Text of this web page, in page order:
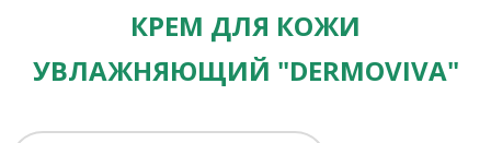
КРЕМ ДЛЯ КОЖИ
УВЛАЖНЯЮЩИЙ "DERMOVIVA"